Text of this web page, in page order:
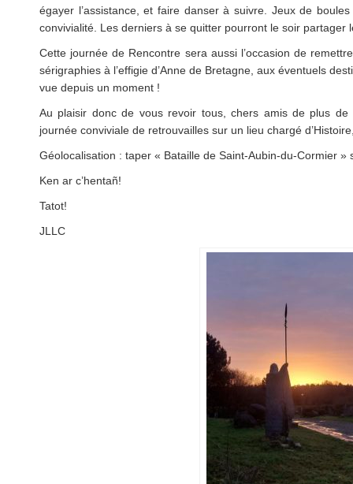
égayer l’assistance, et faire danser à suivre. Jeux de
convivialité. Les derniers à se quitter pourront le soir partager
Cette journée de Rencontre sera aussi l’occasion de
sérigraphies à l’effigie d’Anne de Bretagne, aux éventuels
vue depuis un moment !
Au plaisir donc de vous revoir tous, chers amis de plus
journée conviviale de retrouvailles sur un lieu chargé
Géolocalisation : taper « Bataille de Saint-Aubin-du-Cormier »
Ken ar c’hentañ!
Tatot!
JLLC